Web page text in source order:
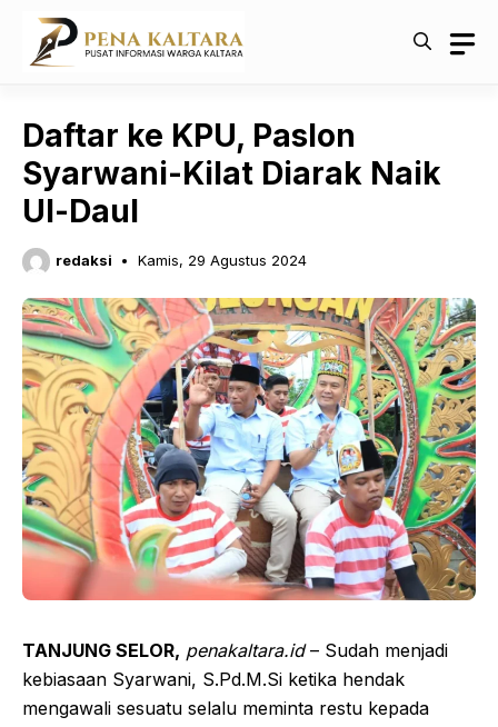
Langsung
Daftar ke KPU, Paslon
Syarwani-Kilat Diarak Naik
Ul-Daul
redaksi Kamis, 29 Agustus 2024
TANJUNG SELOR, penakaltara.id– Sudah menjadi
kebiasaan Syarwani, S.Pd.M.Si ketika hendak
mengawali sesuatu selalu meminta restu kepada